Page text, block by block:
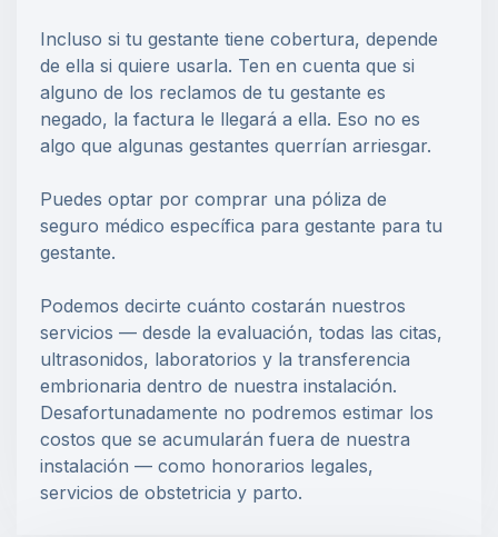
Incluso si tu gestante tiene cobertura, depende
de ella si quiere usarla. Ten en cuenta que si
alguno de los reclamos de tu gestante es
negado, la factura le llegará a ella. Eso no es
algo que algunas gestantes querrían arriesgar.
Puedes optar por comprar una póliza de
seguro médico específica para gestante para tu
gestante.
Podemos decirte cuánto costarán nuestros
servicios — desde la evaluación, todas las citas,
ultrasonidos, laboratorios y la transferencia
embrionaria dentro de nuestra instalación.
Desafortunadamente no podremos estimar los
costos que se acumularán fuera de nuestra
instalación — como honorarios legales,
servicios de obstetricia y parto.